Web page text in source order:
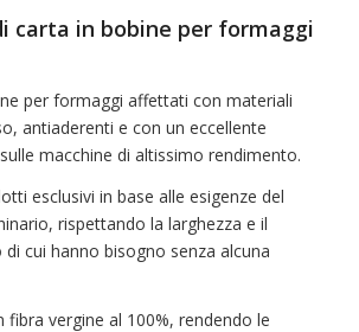
carta in bobine per formaggi
per formaggi affettati con materiali
antiaderenti e con un eccellente
macchine di altissimo rendimento.
esclusivi in base alle esigenze del
rispettando la larghezza e il
cui hanno bisogno senza alcuna
fibra vergine al 100%, rendendo le